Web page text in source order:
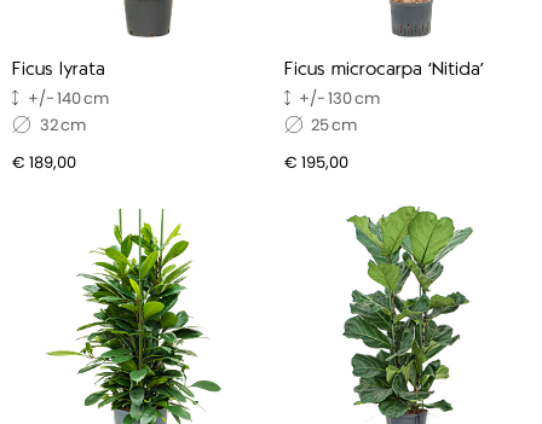
Ficus lyrata
140
32
€ 189,00
Ficus microcarpa ‘Nitida’
130
25
€ 195,00